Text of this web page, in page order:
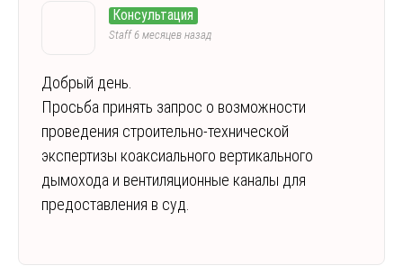
Консультация
Staff6 месяцев назад
Добрый день.
Просьба принять запрос о возможности
проведения строительно-технической
экспертизы коаксиального вертикального
дымохода и вентиляционные каналы для
предоставления в суд.